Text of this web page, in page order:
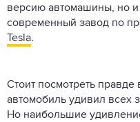
версию автомашины, но и
современный завод по
Tesla.
Стоит посмотреть правде
автомобиль удивил всех
Но наибольшие